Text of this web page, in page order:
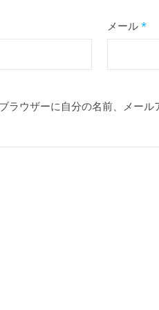
メール*
ラウザーに自分の名前、メール